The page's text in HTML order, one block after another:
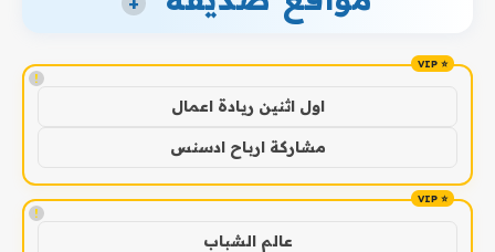
!
اول اثنين ريادة اعمال
مشاركة ارباح ادسنس
!
عالم الشباب